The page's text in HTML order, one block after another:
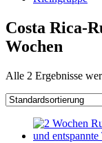
Costa Rica-
Wochen
Alle 2 Ergebnisse